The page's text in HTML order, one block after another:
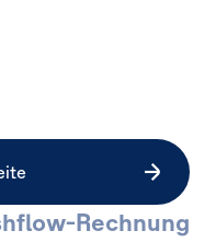
Rechnung